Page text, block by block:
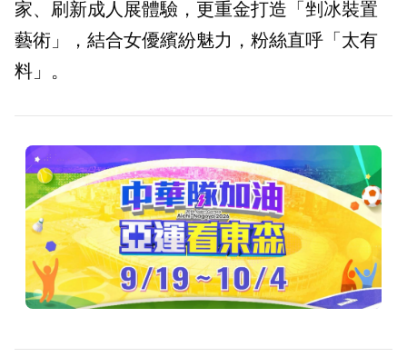
家、刷新成人展體驗，更重金打造「剉冰裝置
藝術」，結合女優繽紛魅力，粉絲直呼「太有
料」。